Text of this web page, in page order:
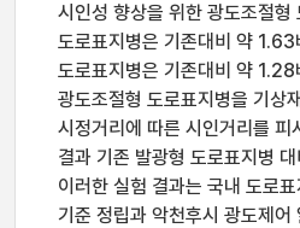
시인성 향상을 위한 광도조절형
도로표지병은 기존대비 약 1.63
도로표지병은 기존대비 약 1.28
광도조절형 도로표지병을 기상
시정거리에 따른 시인거리를 피
결과 기존 발광형 도로표지병
이러한 실험 결과는 국내 도로
기준 정립과 악천후시 광도제어